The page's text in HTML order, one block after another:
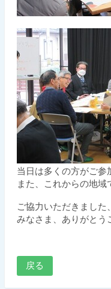
当日は多くの方がご参
また、これからの地
ご協力いただきまし
みなさま、ありがとう
戻る